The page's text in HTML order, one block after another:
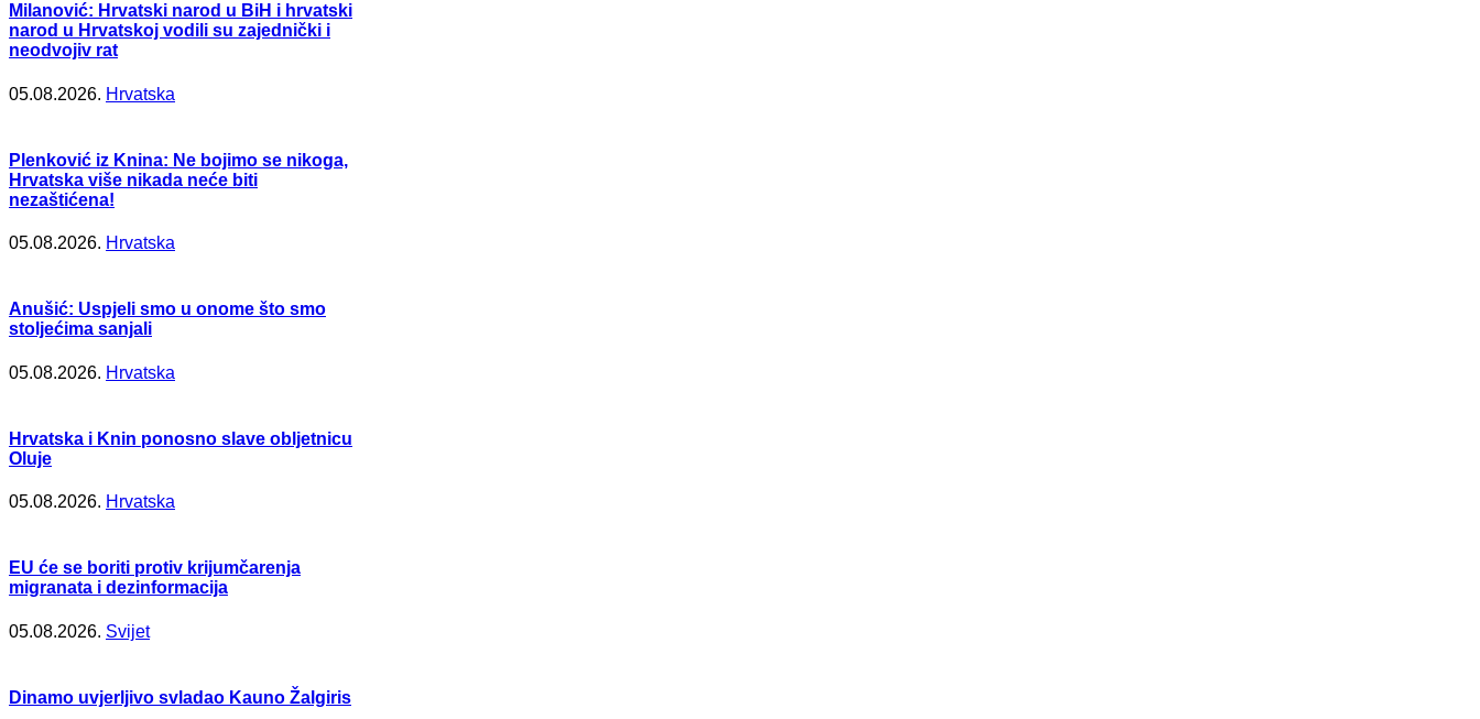
Milanović: Hrvatski narod u BiH i hrvatski
narod u Hrvatskoj vodili su zajednički i
neodvojiv rat
05.08.2026. Hrvatska
Plenković iz Knina: Ne bojimo se nikoga,
Hrvatska više nikada neće biti
nezaštićena!
05.08.2026. Hrvatska
Anušić: Uspjeli smo u onome što smo
stoljećima sanjali
05.08.2026. Hrvatska
Hrvatska i Knin ponosno slave obljetnicu
Oluje
05.08.2026. Hrvatska
EU će se boriti protiv krijumčarenja
migranata i dezinformacija
05.08.2026. Svijet
Dinamo uvjerljivo svladao Kauno Žalgiris